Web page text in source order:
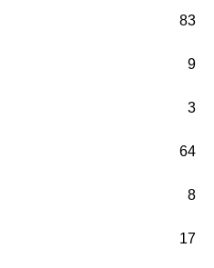
83
9
3
64
8
17